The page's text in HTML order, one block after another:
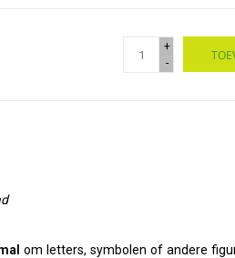
+
-
om letters, symbolen of andere